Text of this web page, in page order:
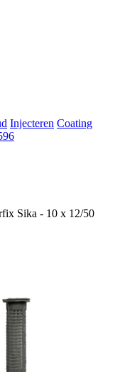
Injecteren Coating
Sika - 10 x 12/50